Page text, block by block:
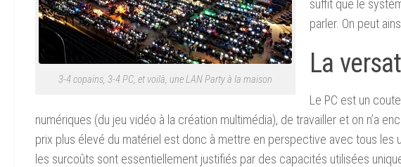
3-4 copains, 3-4 PC, et voilà, une LAN Party à la maison
suffit que le
parler. On peut
La
Le PC est un
numériques (du jeu vidéo à la création multimédia), de travailler et on n’a
prix plus élevé du matériel est donc à mettre en perspective avec tous
les surcoûts sont essentiellement justifiés par des capacités utilisées